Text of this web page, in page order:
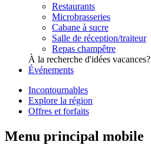
Restaurants
Microbrasseries
Cabane à sucre
Salle de réception/traiteur
Repas champêtre
À la recherche d'idées vacances?
Événements
Incontournables
Explore la région
Offres et forfaits
Menu principal mobile